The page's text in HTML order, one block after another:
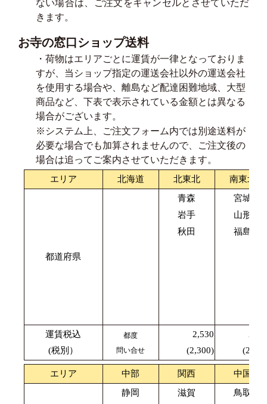
ない場合は、ご注文をキャンセルとさせていただ
きます。
お寺の窓口ショップ送料
・荷物はエリアごとに運賃が一律となっておりま
すが、当ショップ指定の運送会社以外の運送会社
を使用する場合や、離島など配達困難地域、大型
商品など、下表で表示されている金額とは異なる
場合がございます。
※システム上、ご注文フォーム内では別途送料が
必要な場合でも加算されませんので、ご注文後の
場合は追ってご案内させていただきます。
エリア 北海道 北東北 南東北
都道府県
青森
岩手
秋田
宮城
山形
福島
運賃税込
(税別）
都度
問い合せ
2,530
(2,300)
エリア 中部 関西 中国
静岡
滋賀
鳥取